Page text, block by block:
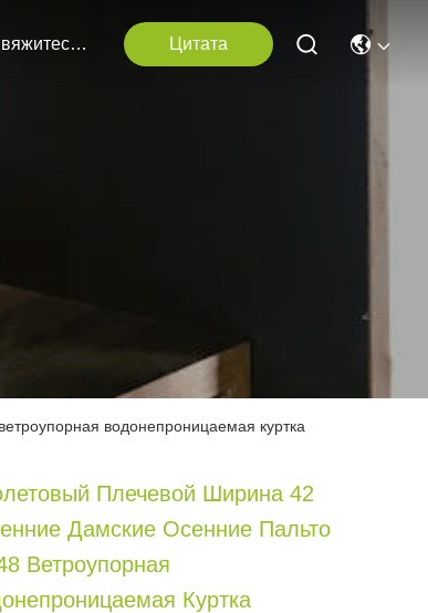
Свяжитесь С Нами Цитата
водонепроницаемая куртка
Плечевой Ширина 42
Дамские Осенние Пальто
Ветроупорная
Куртка